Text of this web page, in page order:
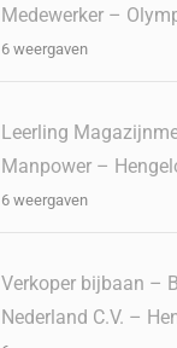
Medewerker –
6 weergaven
Leerling
Manpower –
6 weergaven
Verkoper bijbaan –
Nederland C.V. –